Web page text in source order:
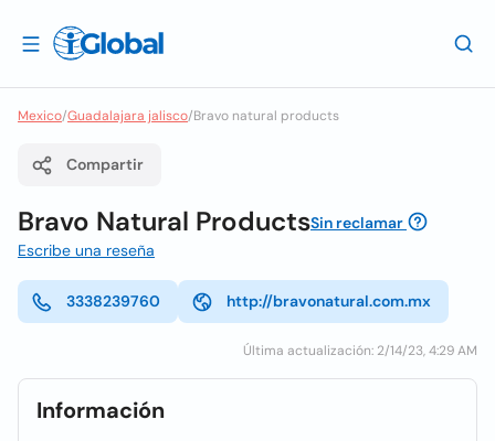
Mexico/Guadalajara jalisco/Bravo natural products
Compartir
Bravo Natural ProductsSin reclamar
Escribe una reseña
3338239760 http://bravonatural.com.mx
Última actualización: 2/14/23, 4:29 AM
Información